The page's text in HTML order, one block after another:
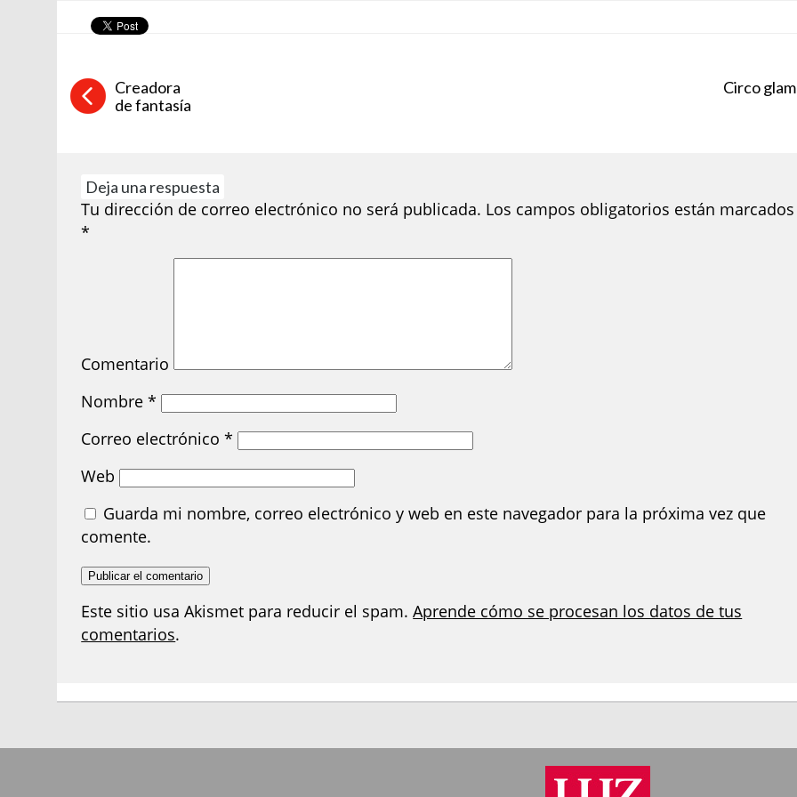
Creadora
de fantasía
Circo glam
Deja una respuesta
Tu dirección de correo electrónico no será publicada. Los campos obligatorios están
*
Comentario
Nombre*
Correo electrónico*
Web
Guarda mi nombre, correo electrónico y web en este navegador para la próxima vez que
comente.
Este sitio usa Akismet para reducir el spam.Aprende cómo se procesan los datos de tus
comentarios.